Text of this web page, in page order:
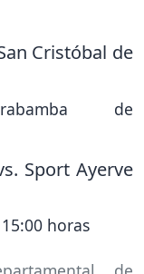
Cristóbal de
de
Sport Ayerve
horas